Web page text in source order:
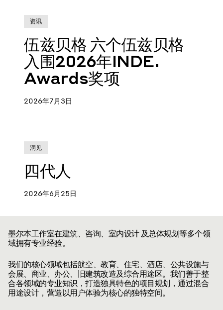
资讯
伍兹贝格 六个伍兹贝格
入围2026年INDE.
Awards奖项
2026年7月3日
洞见
四代人
2026年6月25日
墨尔本工作室在建筑、咨询、室内设计 及总体规划等多个领
域拥有专业经验。
我们的核心领域包括航空、教育、住宅、酒店、公共设施与
会展、商业、办公、旧建筑改造及综合用途区。我们善于整
合各领域的专业知识，打造独具特色的项目规划，通过混合
用途设计，营造以用户体验为核心的独特空间。